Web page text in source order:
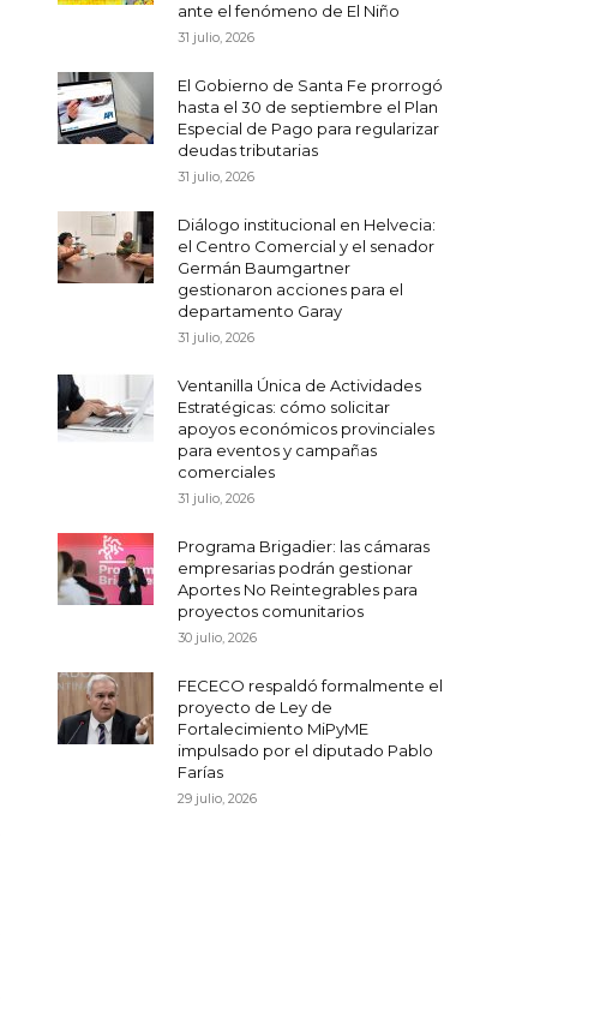
ante el fenómeno de El Niño
31 julio, 2026
El Gobierno de Santa Fe prorrogó
hasta el 30 de septiembre el Plan
Especial de Pago para regularizar
deudas tributarias
31 julio, 2026
Diálogo institucional en Helvecia:
el Centro Comercial y el senador
Germán Baumgartner
gestionaron acciones para el
departamento Garay
31 julio, 2026
Ventanilla Única de Actividades
Estratégicas: cómo solicitar
apoyos económicos provinciales
para eventos y campañas
comerciales
31 julio, 2026
Programa Brigadier: las cámaras
empresarias podrán gestionar
Aportes No Reintegrables para
proyectos comunitarios
30 julio, 2026
FECECO respaldó formalmente el
proyecto de Ley de
Fortalecimiento MiPyME
impulsado por el diputado Pablo
Farías
29 julio, 2026